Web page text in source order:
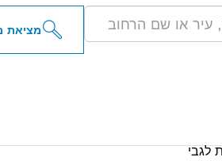
מציאת
לגבי